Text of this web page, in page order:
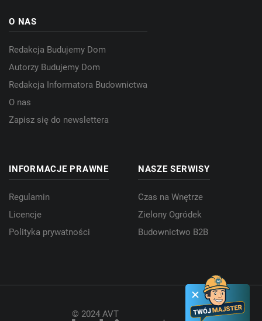
O NAS
Redakcja Budujemy Dom
Autorzy Budujemy Dom
Redakcja Informatora Budownictwa
O nas
Zapisz się do newslettera
INFORMACJE PRAWNE
Regulamin
Licencje
Polityka prywatności
NASZE SERWISY
Czas na Wnętrze
Zielony Ogródek
Budownictwo B2B
© 2024 AVT